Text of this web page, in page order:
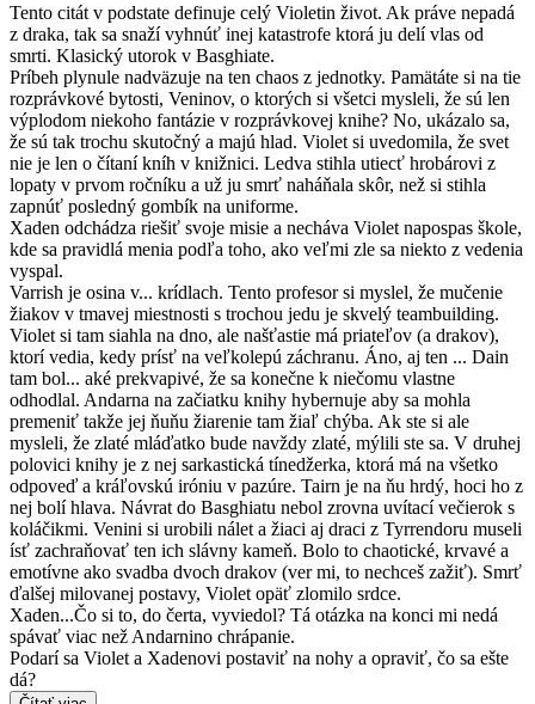
Tento citát v podstate definuje celý Violetin život. Ak práve nepadá
z draka, tak sa snaží vyhnúť inej katastrofe ktorá ju delí vlas od
smrti. Klasický utorok v Basghiate.
Príbeh plynule nadväzuje na ten chaos z jednotky. Pamätáte si na tie
rozprávkové bytosti, Veninov, o ktorých si všetci mysleli, že sú len
výplodom niekoho fantázie v rozprávkovej knihe? No, ukázalo sa,
že sú tak trochu skutočný a majú hlad. Violet si uvedomila, že svet
nie je len o čítaní kníh v knižnici. Ledva stihla utiecť hrobárovi z
lopaty v prvom ročníku a už ju smrť naháňala skôr, než si stihla
zapnúť posledný gombík na uniforme.
Xaden odchádza riešiť svoje misie a necháva Violet napospas škole,
kde sa pravidlá menia podľa toho, ako veľmi zle sa niekto z vedenia
vyspal.
Varrish je osina v... krídlach. Tento profesor si myslel, že mučenie
žiakov v tmavej miestnosti s trochou jedu je skvelý teambuilding.
Violet si tam siahla na dno, ale našťastie má priateľov (a drakov),
ktorí vedia, kedy prísť na veľkolepú záchranu. Áno, aj ten ... Dain
tam bol... aké prekvapivé, že sa konečne k niečomu vlastne
odhodlal. Andarna na začiatku knihy hybernuje aby sa mohla
premeniť takže jej ňuňu žiarenie tam žiaľ chýba. Ak ste si ale
mysleli, že zlaté mláďatko bude navždy zlaté, mýlili ste sa. V druhej
polovici knihy je z nej sarkastická tínedžerka, ktorá má na všetko
odpoveď a kráľovskú iróniu v pazúre. Tairn je na ňu hrdý, hoci ho z
nej bolí hlava. Návrat do Basghiatu nebol zrovna uvítací večierok s
koláčikmi. Venini si urobili nálet a žiaci aj draci z Tyrrendoru museli
ísť zachraňovať ten ich slávny kameň. Bolo to chaotické, krvavé a
emotívne ako svadba dvoch drakov (ver mi, to nechceš zažiť). Smrť
ďalšej milovanej postavy, Violet opäť zlomilo srdce.
Xaden...Čo si to, do čerta, vyviedol? Tá otázka na konci mi nedá
spávať viac než Andarnino chrápanie.
Podarí sa Violet a Xadenovi postaviť na nohy a opraviť, čo sa ešte
dá?